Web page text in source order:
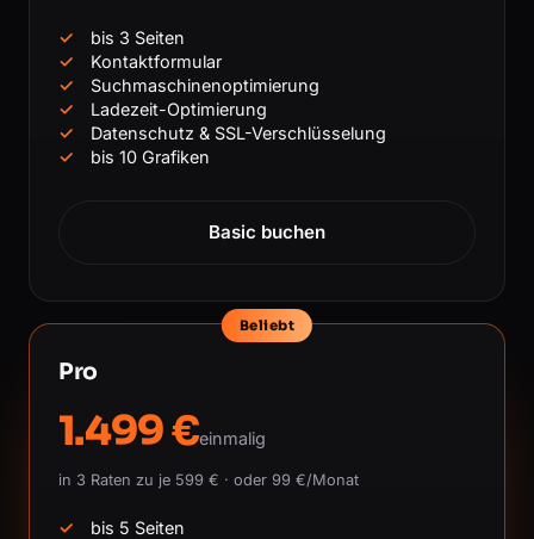
bis 3 Seiten
Kontaktformular
Suchmaschinenoptimierung
Ladezeit-Optimierung
Datenschutz & SSL-Verschlüsselung
bis 10 Grafiken
Basic buchen
Beliebt
Pro
1.499 €einmalig
in 3 Raten zu je 599 € · oder 99 €/Monat
bis 5 Seiten